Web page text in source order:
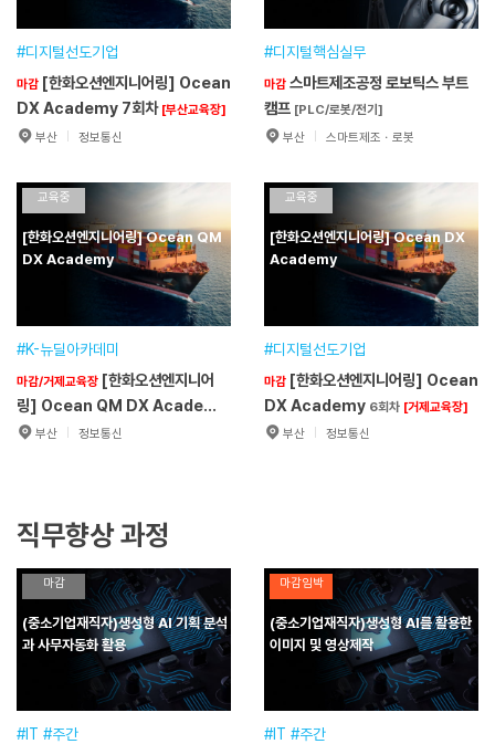
원서접수 원서접수
#디지털선도기업
마감
DX Academy 7회차 [부산교육장]
부산
정보통신
Ocean DX Academy 7회차
[부산교육장]
훈련기간
2026.05.18~2026.11.06
교육일정
900시간(6개월)
예광빌딩
정보·통신분야
~
원서접수
#디지털핵심실무
마감
캠프 [PLC/로봇/전기]
부산
스마트제조ㆍ로봇
트캠프[PLC/로봇/전기]
훈련기간
2026.05.18~2026.11.27
교육일정
900시간(6개월)
예광빌딩
기계·장비분야
~
원서접수
교육중
[한화오션엔지니어링] Ocean QM
DX Academy
#K-뉴딜아카데미
마감/거제교육장
링] Ocean QM DX Academy
[조선 품질관리]
부산 정보통신
훈련기간
교육일정
500시간(3개월)
교육장소
한화오션엔지니어링
분야
정보·통신분야
접수기간
~
원서접수
교육중
[한화오션엔지니어링] Ocean DX
Academy
#디지털선도기업
마감
DX Academy 6회차 [거제교육장]
부산
정보통신
교육장소
한화오션엔지니어링
분야
정보·통신분야
접수기간
~
원서접수
직무향상 과정
마감
(중소기업재직자)생성형 AI 기획 분석
과 사무자동화 활용
#IT #주간
마감임박
(중소기업재직자)생성형 AI를 활용한
이미지 및 영상제작
#IT #주간